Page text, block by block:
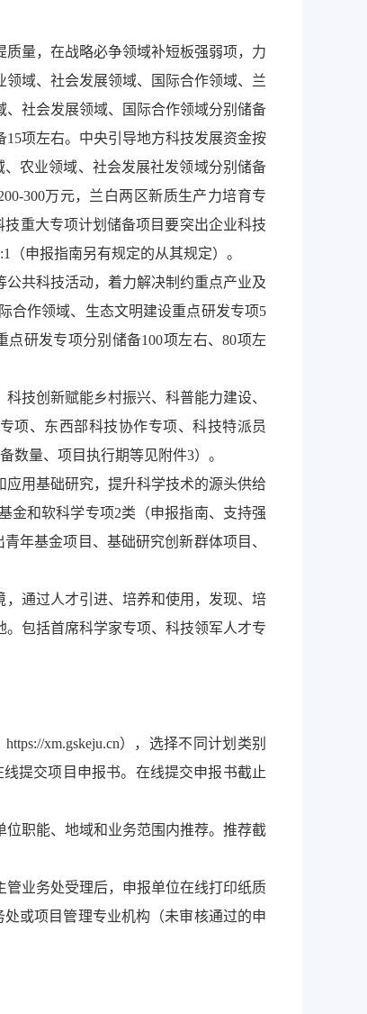
量，在战略必争领域补短板强弱项，力
域、社会发展领域、国际合作领域、兰
社会发展领域、国际合作领域分别储备
项左右。中央引导地方科技发展资金按
农业领域、社会发展社发领域分别储备
300万元，兰白两区新质生产力培育专
重大专项计划储备项目要突出企业科技
申报指南另有规定的从其规定）。
共科技活动，着力解决制约重点产业及
合作领域、生态文明建设重点研发专项5
研发专项分别储备100项左右、80项左
技创新赋能乡村振兴、科普能力建设、
项、东西部科技协作专项、科技特派员
数量、项目执行期等见附件3）。
用基础研究，提升科学技术的源头供给
金和软科学专项2类（申报指南、支持强
年基金项目、基础研究创新群体项目、
，通过人才引进、培养和使用，发现、培
包括首席科学家专项、科技领军人才专
xm.gskeju.cn），选择不同计划类别
提交项目申报书。在线提交申报书截止
位职能、地域和业务范围内推荐。推荐截
管业务处受理后，申报单位在线打印纸质
或项目管理专业机构（未审核通过的申